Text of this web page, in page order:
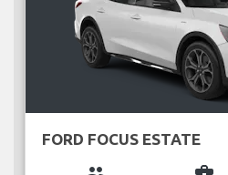
FORD FOCUS ESTATE